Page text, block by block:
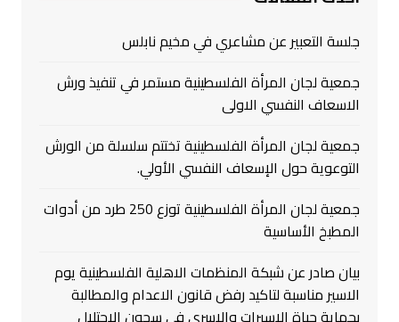
جلسة التعبير عن مشاعري في مخيم نابلس
جمعية لجان المرأة الفلسطينية مستمر في تنفيذ ورش
الاسعاف النفسي الاولى
جمعية لجان المرأة الفلسطينية تختتم سلسلة من الورش
التوعوية حول الإسعاف النفسي الأولي.
جمعية لجان المرأة الفلسطينية توزع 250 طرد من أدوات
المطبخ الأساسية
بيان صادر عن شبكة المنظمات الاهلية الفلسطينية يوم
الاسير مناسبة لتاكيد رفض قانون الاعدام والمطالبة
بحماية حياة الاسيرات والاسرى في سجون الاحتلال